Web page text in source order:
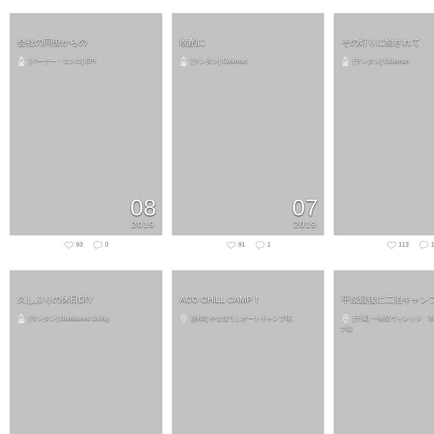
会社の同僚からの
[バーナー・コンロ] EPI
08
2019
93 0
晩酌に
[ランタン] Coleman
07
2019
91 1
その灯りに癒されて
[ランタン] Coleman
113
久しぶりの休日DIY
[ランタン] Barebones Living
ACO CHiLL CAMP！
[静岡] やまぼうしオートキャンプ場
平成最後に二泊キャン
[千葉] 一番星ヴィレッジ
プ場